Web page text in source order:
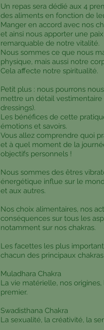
Un repas sera dédié aux 4
des aliments en fonction de
Manger en accord avec nos
et ainsi nous apporter une
remarquable de notre vitalité.
Nous sommes ce que nous
physique, mais aussi notre
Cela affecte notre spiritualité.
Petit plus : nous pourrons
mettre un détail
dressings).
Les bénéfices de cette
émotions et savoirs.
Vous allez comprendre quoi
et à quel moment de la
objectifs personnels !
Nous sommes des êtres
énergétique influe sur le
et aux autres.
Nos choix alimentaires, nos
conséquences sur tous les
notamment sur nos chakras.
Les facettes les plus
chacun des principaux chakras
Muladhara Chakra
La vie matérielle, nos origines,
premier.
Swadisthana Chakra
La sexualité, la créativité, la